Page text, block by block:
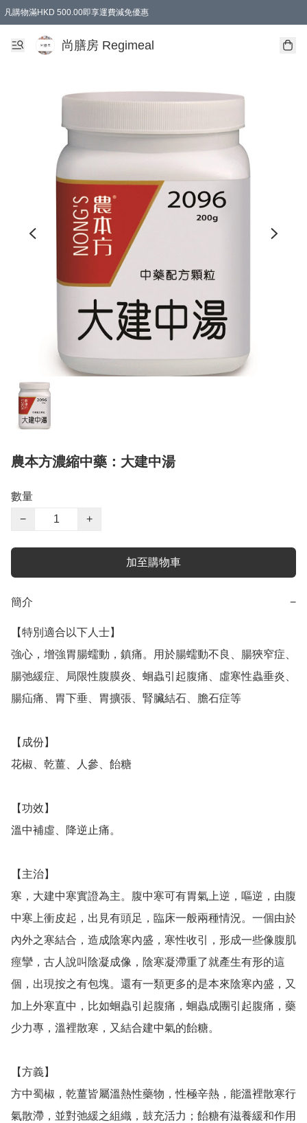
凡購物滿HKD 500.00即享運費減免優惠
尚膳房 Regimeal
農本方濃縮中藥：大建中湯
數量
−
+
加至購物車
簡介 −
【特別適合以下人士】
強心，增強胃腸蠕動，鎮痛。用於腸蠕動不良、腸狹窄症、
腸弛緩症、局限性腹膜炎、蛔蟲引起腹痛、虛寒性蟲垂炎、
腸疝痛、胃下垂、胃擴張、腎臟結石、膽石症等
【成份】
花椒、乾薑、人參、飴糖
【功效】
溫中補虛、降逆止痛。
【主治】
寒，大建中寒實證為主。腹中寒可有胃氣上逆，嘔逆，由腹
中寒上衝皮起，出見有頭足，臨床一般兩種情況。一個由於
內外之寒結合，造成陰寒內盛，寒性收引，形成一些像腹肌
痙攣，古人說叫陰凝成像，陰寒凝滯重了就產生有形的這
個，出現按之有包塊。還有一類更多的是本來陰寒內盛，又
加上外寒直中，比如蛔蟲引起腹痛，蛔蟲成團引起腹痛，藥
少力專，溫裡散寒，又結合建中氣的飴糖。
【方義】
方中蜀椒，乾薑皆屬溫熱性藥物，性極辛熱，能溫裡散寒行
氣散滯，並對弛緩之組織，鼓充活力；飴糖有滋養緩和作用